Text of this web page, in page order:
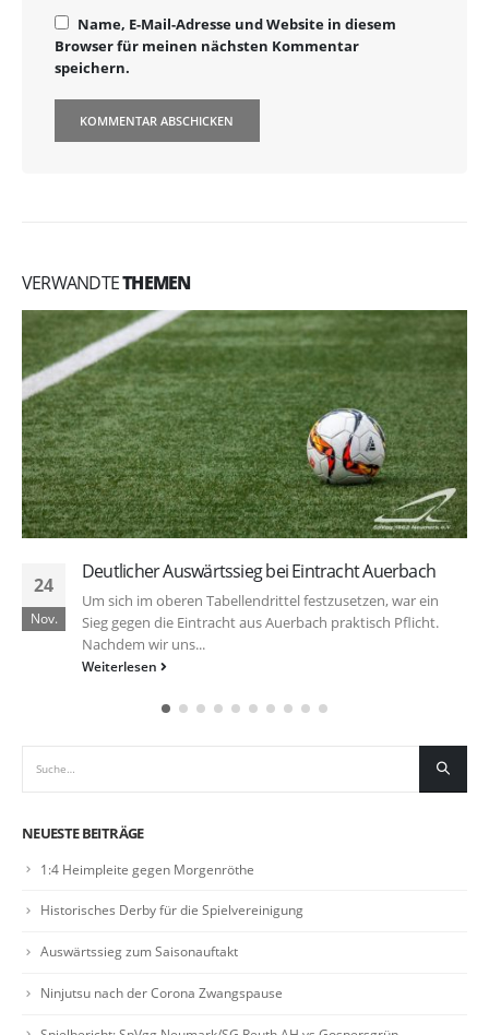
Name, E-Mail-Adresse und Website in diesem
Browser für meinen nächsten Kommentar
speichern.
VERWANDTETHEMEN
24
Nov.
Deutlicher Auswärtssieg bei Eintracht Auerbach
Um sich im oberen Tabellendrittel festzusetzen, war ein
Sieg gegen die Eintracht aus Auerbach praktisch Pflicht.
Nachdem wir uns...
Weiterlesen
NEUESTE BEITRÄGE
1:4 Heimpleite gegen Morgenröthe
Historisches Derby für die Spielvereinigung
Auswärtssieg zum Saisonauftakt
Ninjutsu nach der Corona Zwangspause